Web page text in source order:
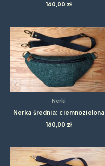
160,00 zł
Nerki
Nerka średnia: ciemnozielona
160,00 zł